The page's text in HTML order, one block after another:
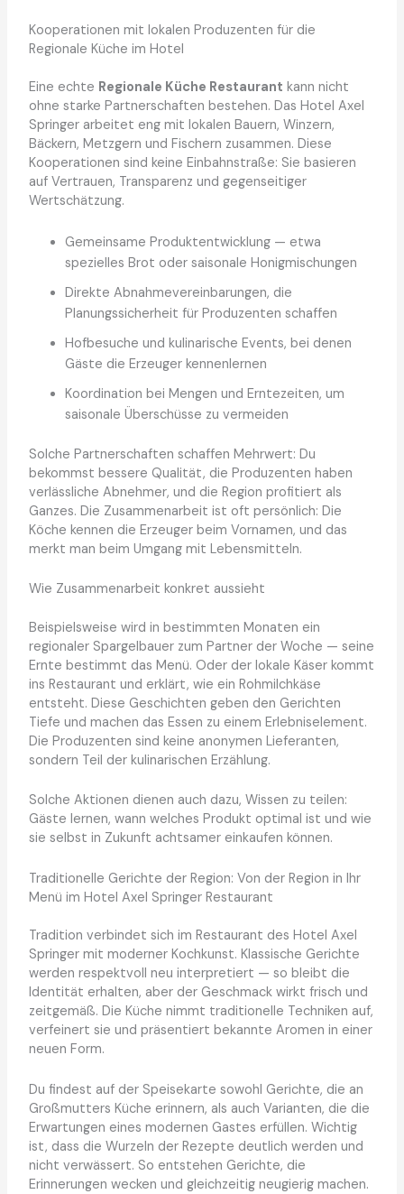
Kooperationen mit lokalen Produzenten für die
Regionale Küche im Hotel
Eine echte Regionale Küche Restaurant kann nicht
ohne starke Partnerschaften bestehen. Das Hotel Axel
Springer arbeitet eng mit lokalen Bauern, Winzern,
Bäckern, Metzgern und Fischern zusammen. Diese
Kooperationen sind keine Einbahnstraße: Sie basieren
auf Vertrauen, Transparenz und gegenseitiger
Wertschätzung.
Gemeinsame Produktentwicklung — etwa
spezielles Brot oder saisonale Honigmischungen
Direkte Abnahmevereinbarungen, die
Planungssicherheit für Produzenten schaffen
Hofbesuche und kulinarische Events, bei denen
Gäste die Erzeuger kennenlernen
Koordination bei Mengen und Erntezeiten, um
saisonale Überschüsse zu vermeiden
Solche Partnerschaften schaffen Mehrwert: Du
bekommst bessere Qualität, die Produzenten haben
verlässliche Abnehmer, und die Region profitiert als
Ganzes. Die Zusammenarbeit ist oft persönlich: Die
Köche kennen die Erzeuger beim Vornamen, und das
merkt man beim Umgang mit Lebensmitteln.
Wie Zusammenarbeit konkret aussieht
Beispielsweise wird in bestimmten Monaten ein
regionaler Spargelbauer zum Partner der Woche — seine
Ernte bestimmt das Menü. Oder der lokale Käser kommt
ins Restaurant und erklärt, wie ein Rohmilchkäse
entsteht. Diese Geschichten geben den Gerichten
Tiefe und machen das Essen zu einem Erlebniselement.
Die Produzenten sind keine anonymen Lieferanten,
sondern Teil der kulinarischen Erzählung.
Solche Aktionen dienen auch dazu, Wissen zu teilen:
Gäste lernen, wann welches Produkt optimal ist und wie
sie selbst in Zukunft achtsamer einkaufen können.
Traditionelle Gerichte der Region: Von der Region in Ihr
Menü im Hotel Axel Springer Restaurant
Tradition verbindet sich im Restaurant des Hotel Axel
Springer mit moderner Kochkunst. Klassische Gerichte
werden respektvoll neu interpretiert — so bleibt die
Identität erhalten, aber der Geschmack wirkt frisch und
zeitgemäß. Die Küche nimmt traditionelle Techniken auf,
verfeinert sie und präsentiert bekannte Aromen in einer
neuen Form.
Du findest auf der Speisekarte sowohl Gerichte, die an
Großmutters Küche erinnern, als auch Varianten, die die
Erwartungen eines modernen Gastes erfüllen. Wichtig
ist, dass die Wurzeln der Rezepte deutlich werden und
nicht verwässert. So entstehen Gerichte, die
Erinnerungen wecken und gleichzeitig neugierig machen.